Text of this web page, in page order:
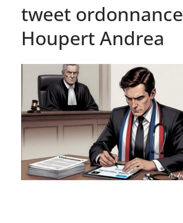
tweet ordonnance
Houpert Andrea